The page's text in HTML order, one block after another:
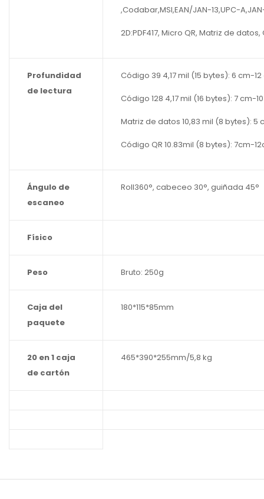
,Codabar,MSI,EAN/JAN-13,UPC-
2D:PDF417, Micro QR, Matriz de datos,
Profundidad
de lectura
Código 39 4,17 mil (15 bytes): 6 cm-
Código 128 4,17 mil (16 bytes): 7 cm-
Matriz de datos 10,83 mil (8 bytes): 5
Código QR 10.83mil (8 bytes): 7cm-
Ángulo de
escaneo
Roll360°, cabeceo 30°, guiñada 45°
Físico
Peso Bruto: 250g
Caja del
paquete
180*115*85mm
20 en 1 caja
de cartón
465*390*255mm/5,8 kg